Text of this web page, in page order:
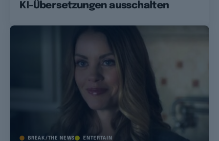
KI-Übersetzungen ausschalten
BREAK/THE NEWS ENTERTAIN